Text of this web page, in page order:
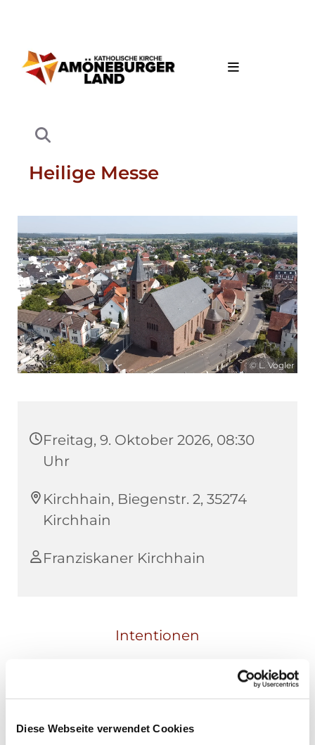
Diese Webseite verwendet Cookies
Heilige Messe
© L. Vogler
Freitag, 9. Oktober 2026, 08:30
Uhr
Kirchhain, Biegenstr. 2, 35274
Kirchhain
Franziskaner Kirchhain
Intentionen